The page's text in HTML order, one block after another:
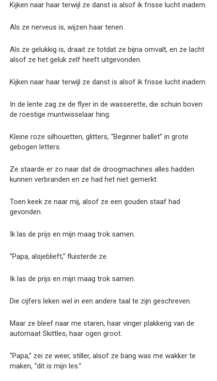
Kijken naar haar terwijl ze danst is alsof ik frisse lucht inadem.
Als ze nerveus is, wijzen haar tenen.
Als ze gelukkig is, draait ze totdat ze bijna omvalt, en ze lacht
alsof ze het geluk zelf heeft uitgevonden.
Kijken naar haar terwijl ze danst is alsof ik frisse lucht inadem.
In de lente zag ze de flyer in de wasserette, die schuin boven
de roestige muntwisselaar hing.
Kleine roze silhouetten, glitters, “Beginner ballet” in grote
gebogen letters.
Ze staarde er zo naar dat de droogmachines alles hadden
kunnen verbranden en ze had het niet gemerkt.
Toen keek ze naar mij, alsof ze een gouden staaf had
gevonden.
Ik las de prijs en mijn maag trok samen.
“Papa, alsjeblieft,” fluisterde ze.
Ik las de prijs en mijn maag trok samen.
Die cijfers leken wel in een andere taal te zijn geschreven.
Maar ze bleef naar me staren, haar vinger plakkerig van de
automaat Skittles, haar ogen groot.
“Papa,” zei ze weer, stiller, alsof ze bang was me wakker te
maken, “dit is mijn les.”